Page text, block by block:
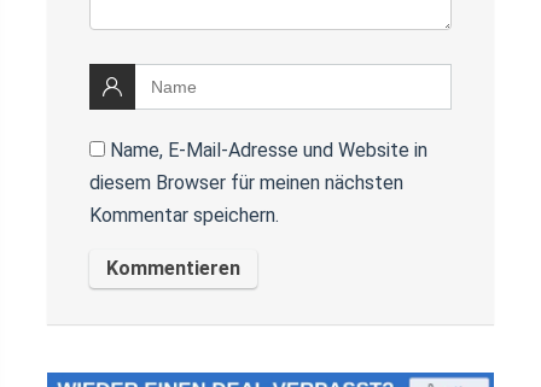
Name, E-Mail-Adresse und Website in
diesem Browser für meinen nächsten
Kommentar speichern.